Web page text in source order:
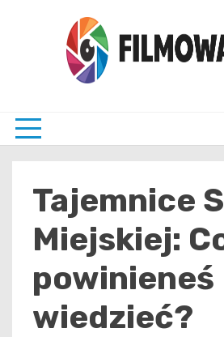
Tajemnice
Miejskiej:
powinieneś
wiedzieć?